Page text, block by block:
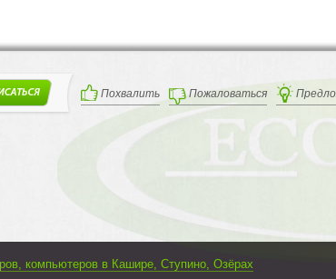
Похвалить Пожаловаться
компьютеров в Кашире, Ступино, Озёрах